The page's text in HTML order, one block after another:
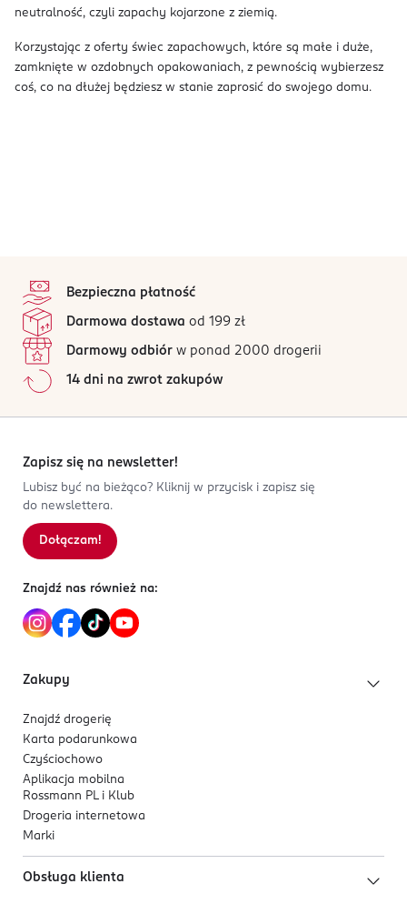
neutralność, czyli zapachy kojarzone z ziemią.
Korzystając z oferty świec zapachowych, które są małe i duże,
zamknięte w ozdobnych opakowaniach, z pewnością wybierzesz
coś, co na dłużej będziesz w stanie zaprosić do swojego domu.
Bezpieczna płatność
Darmowa dostawa od 199 zł
Darmowy odbiór w ponad 2000 drogerii
14 dni na zwrot zakupów
Zapisz się na newsletter!
Lubisz być na bieżąco? Kliknij w przycisk i zapisz się
do newslettera.
Dołączam!
Znajdź nas również na:
Zakupy
Znajdź drogerię
Karta podarunkowa
Czyściochowo
Aplikacja mobilna
Rossmann PL i Klub
Drogeria internetowa
Marki
Obsługa klienta